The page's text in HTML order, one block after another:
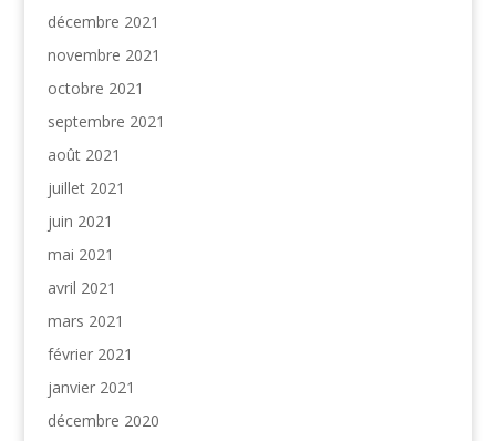
décembre 2021
novembre 2021
octobre 2021
septembre 2021
août 2021
juillet 2021
juin 2021
mai 2021
avril 2021
mars 2021
février 2021
janvier 2021
décembre 2020